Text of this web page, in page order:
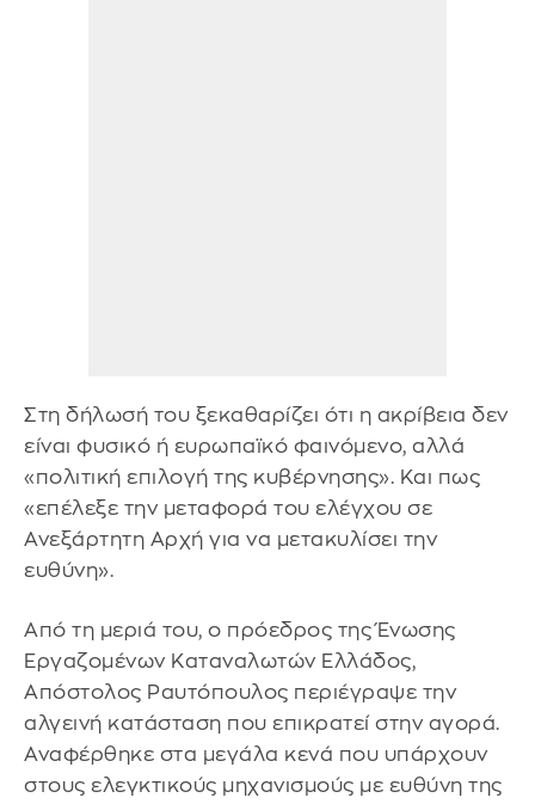
Στη δήλωσή του ξεκαθαρίζει ότι η ακρίβεια δεν
είναι φυσικό ή ευρωπαϊκό φαινόμενο, αλλά
«πολιτική επιλογή της κυβέρνησης». Και πως
«επέλεξε την μεταφορά του ελέγχου σε
Ανεξάρτητη Αρχή για να μετακυλίσει την
ευθύνη».
Από τη μεριά του, ο πρόεδρος της Ένωσης
Εργαζομένων Καταναλωτών Ελλάδος,
Απόστολος Ραυτόπουλος περιέγραψε την
αλγεινή κατάσταση που επικρατεί στην αγορά.
Αναφέρθηκε στα μεγάλα κενά που υπάρχουν
στους ελεγκτικούς μηχανισμούς με ευθύνη της